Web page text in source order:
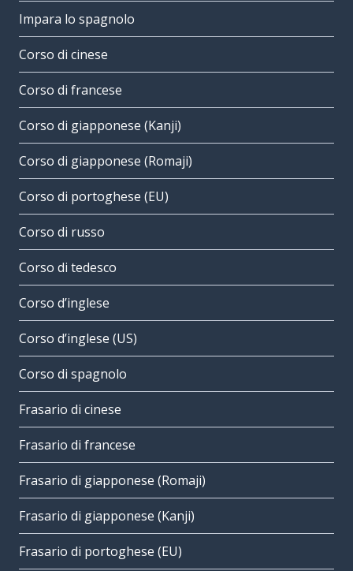
Impara lo spagnolo
Corso di cinese
Corso di francese
Corso di giapponese (Kanji)
Corso di giapponese (Romaji)
Corso di portoghese (EU)
Corso di russo
Corso di tedesco
Corso d’inglese
Corso d’inglese (US)
Corso di spagnolo
Frasario di cinese
Frasario di francese
Frasario di giapponese (Romaji)
Frasario di giapponese (Kanji)
Frasario di portoghese (EU)